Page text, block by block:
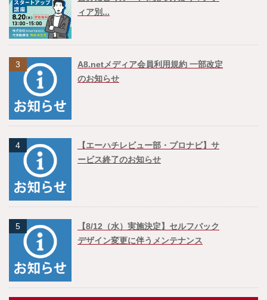
ィア別...
3
A8.netメディア会員利用規約 一部改定
のお知らせ
4
【エーハチレビュー部・プロナビ】サ
ービス終了のお知らせ
5
【8/12（水）実施決定】セルフバック
デザイン変更に伴うメンテナンス